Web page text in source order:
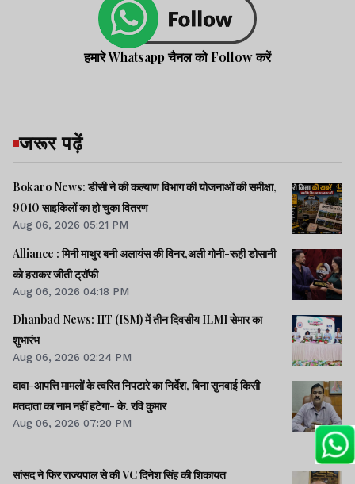
हमारे Whatsapp चैनल को Follow करें
जरूर पढ़ें
Bokaro News: डीसी ने की कल्याण विभाग की योजनाओं की समीक्षा,
9010 साइकिलों का हो चुका वितरण
Aug 06, 2026 05:21 PM
Alliance : मिनी माथुर बनी अलायंस की विनर,अली गोनी-रूही डोसानी
को हराकर जीती ट्रॉफी
Aug 06, 2026 04:18 PM
Dhanbad News: IIT (ISM) में तीन दिवसीय ILMI सेमार का
शुभारंभ
Aug 06, 2026 02:24 PM
दावा-आपत्ति मामलों के त्वरित निपटारे का निर्देश, बिना सुनवाई किसी
मतदाता का नाम नहीं हटेगा- के. रवि कुमार
Aug 06, 2026 07:20 PM
सांसद ने फिर राज्यपाल से की VC दिनेश सिंह की शिकायत